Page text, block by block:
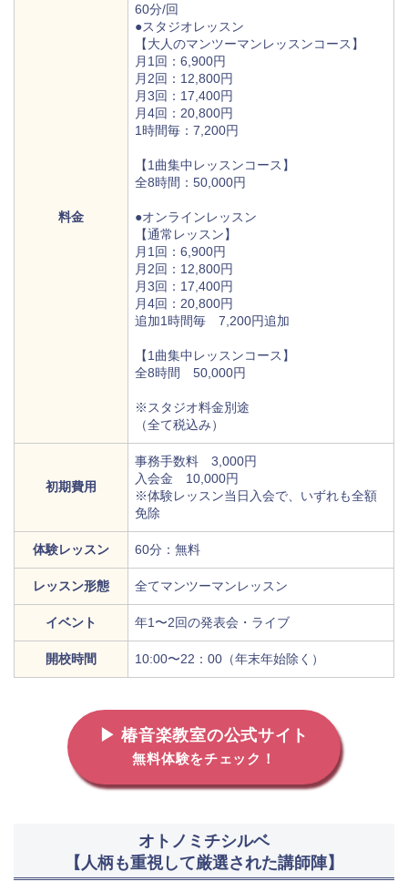
料金
60分/回
●スタジオレッスン
【大人のマンツーマンレッスンコース】
月1回：6,900円
月2回：12,800円
月3回：17,400円
月4回：20,800円
1時間毎：7,200円
【1曲集中レッスンコース】
全8時間：50,000円
●オンラインレッスン
【通常レッスン】
月1回：6,900円
月2回：12,800円
月3回：17,400円
月4回：20,800円
追加1時間毎 7,200円追加
【1曲集中レッスンコース】
全8時間 50,000円
※スタジオ料金別途
（全て税込み）
初期費用
事務手数料 3,000円
入会金 10,000円
※体験レッスン当日入会で、いずれも全額
免除
体験レッスン 60分：無料
レッスン形態 全てマンツーマンレッスン
イベント 年1〜2回の発表会・ライブ
開校時間 10:00〜22：00（年末年始除く）
▶ 椿音楽教室の公式サイト
無料体験をチェック！
オトノミチシルベ
【人柄も重視して厳選された講師陣】